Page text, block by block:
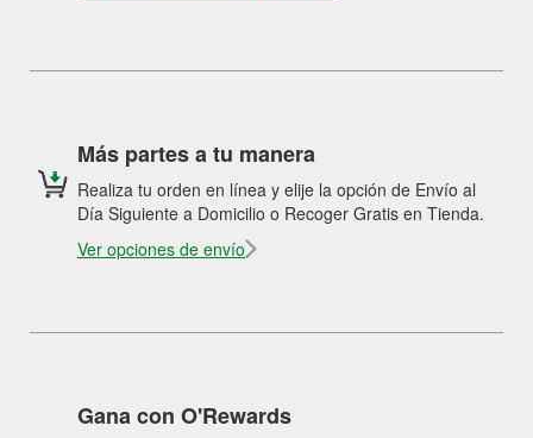
Más partes a tu manera
Realiza tu orden en línea y elije la opción de Envío al
Día Siguiente a Domicilio o Recoger Gratis en Tienda.
Ver opciones de envío
Gana con O'Rewards